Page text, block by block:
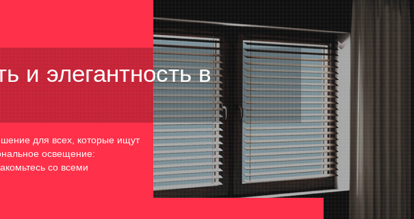
и элегантность в
для всех, которые ищут
освещение:
со всеми